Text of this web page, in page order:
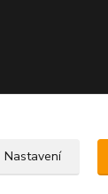
Nastavení